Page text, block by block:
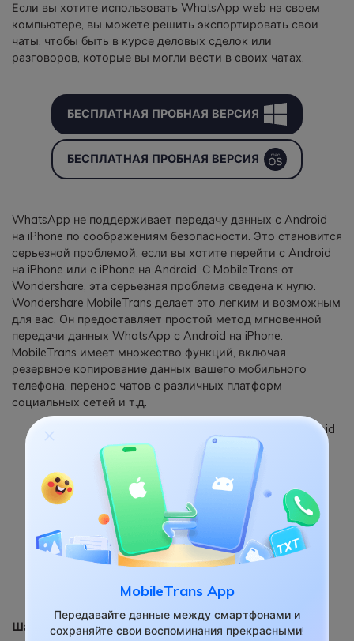
Если вы хотите использовать WhatsApp web на своем
компьютере, вы можете решить экспортировать свои
чаты, чтобы быть в курсе деловых сделок или
разговоров, которые вы могли вести в своих чатах.
БЕСПЛАТНАЯ ПРОБНАЯ ВЕРСИЯ
БЕСПЛАТНАЯ ПРОБНАЯ ВЕРСИЯ
WhatsApp не поддерживает передачу данных с Android
на iPhone по соображениям безопасности. Это становится
серьезной проблемой, если вы хотите перейти с Android
на iPhone или с iPhone на Android. С MobileTrans от
Wondershare, эта серьезная проблема сведена к нулю.
Wondershare MobileTrans делает это легким и возможным
для вас. Он предоставляет простой метод мгновенной
передачи данных WhatsApp с Android на iPhone.
MobileTrans имеет множество функций, включая
резервное копирование данных вашего мобильного
телефона, перенос чатов с различных платформ
социальных сетей и т.д.
Вы можете передавать данные WhatsApp с Android
на iOS или с iOS на Android.
Позволяет пользователям создавать резервные
копии чатов WhatsApp, фотографий, видео,
вложений и т.д. на компьютере.
Поддерживает WhatsApp Business, а также Viber,
LINE, Kik и Wechat.
Он может восстановить резервную копию чата
WhatsApp на устройствах.
Шаг 1: Запустите и выберите WhatsApp
MobileTrans App
Передавайте данные между смартфонами и
сохраняйте свои воспоминания прекрасными!